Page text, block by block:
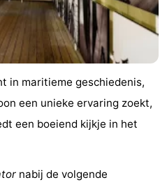
in maritieme geschiedenis,
een unieke ervaring zoekt,
een boeiend kijkje in het
nabij de volgende